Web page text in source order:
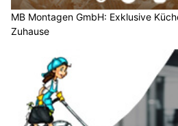
MB Montagen GmbH: Exklusive
Zuhause